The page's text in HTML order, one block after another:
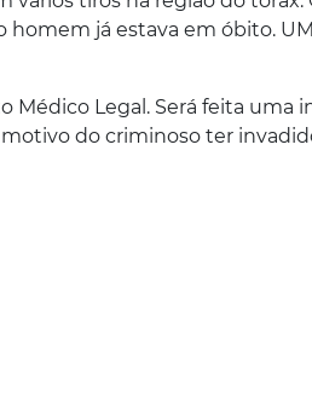
homem já estava em óbito.
Legal. Será feita uma
do criminoso ter